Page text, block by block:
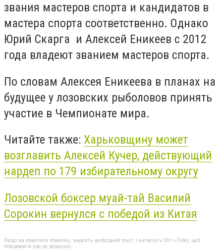
звания мастеров спорта и кандидатов в
мастера спорта соответственно. Однако
Юрий Скарга и Алексей Еникеев с 2012
года владеют званием мастеров спорта.
По словам Алексея Еникеева в планах на
будущее у лозовских рыболовов принять
участие в Чемпионате мира.
Читайте также: Харьковщину может
возглавить Алексей Кучер, действующий
нардеп по 179 избирательному округу
Лозовской боксер муай-тай Василий
Сорокин вернулся с победой из Китая
Якщо ви помітили помилку, виділіть необхідний текст і натисніть Ctrl + Enter, щоб
повідомити про це редакцію